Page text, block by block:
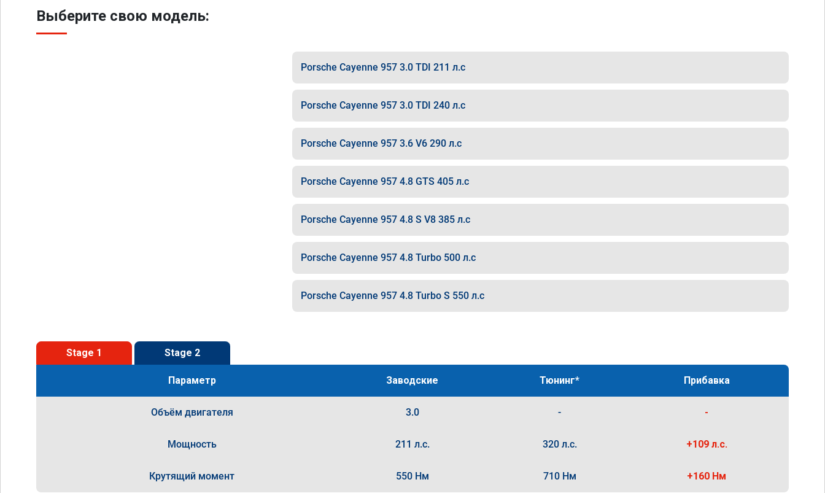
Выберите свою модель:
Porsche Cayenne 957 3.0 TDI 211 л.с
Porsche Cayenne 957 3.0 TDI 240 л.с
Porsche Cayenne 957 3.6 V6 290 л.с
Porsche Cayenne 957 4.8 GTS 405 л.с
Porsche Cayenne 957 4.8 S V8 385 л.с
Porsche Cayenne 957 4.8 Turbo 500 л.с
Porsche Cayenne 957 4.8 Turbo S 550 л.с
Stage 1 Stage 2
Параметр Заводские Тюнинг* Прибавка
Объём двигателя 3.0 - -
Мощность 211 л.с. 320 л.с. +109 л.с.
Крутящий момент 550 Нм 710 Нм +160 Нм